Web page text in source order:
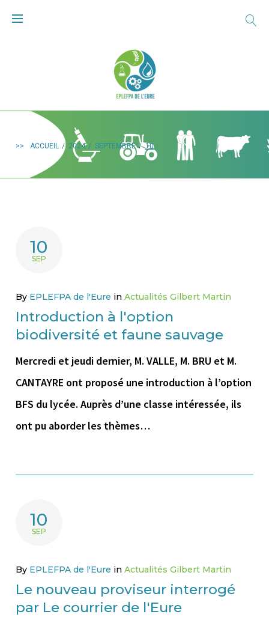
>> ACCUEIL / 2024 / SEPTEMBRE / 10
10
SEP
By EPLEFPA de l'Eure in Actualités Gilbert Martin
Introduction à l'option
biodiversité et faune sauvage
Mercredi et jeudi dernier, M. VALLE, M. BRU et M.
CANTAYRE ont proposé une introduction à l’option
BFS du lycée. Auprès d’une classe intéressée, ils
ont pu aborder les thèmes…
10
SEP
By EPLEFPA de l'Eure in Actualités Gilbert Martin
Le nouveau proviseur interrogé
par Le courrier de l'Eure